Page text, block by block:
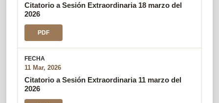
Citatorio a Sesión Extraordinaria 18 marzo del
2026
PDF
11 Mar, 2026
Citatorio a Sesión Extraordinaria 11 marzo del
2026